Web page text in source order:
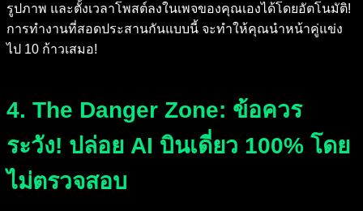
รูปภาพ และตั้งเวลาโพสต์ลงในเพจของคุณเองได้โดยอัตโนมัติ!
การทำงานที่สอดประสานกันแบบนี้ จะทำให้คุณนำหน้าคู่แข่ง
ไป 10 ก้าวเสมอ!
4. The Danger Zone: ข้อควร
ระวัง! ปล่อย AI บินเดี่ยว 100% โดย
ไม่ตรวจสอบ